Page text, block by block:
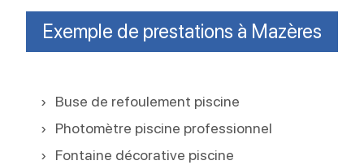
Exemple de prestations à Mazères
Buse de refoulement piscine
Photomètre piscine professionnel
Fontaine décorative piscine